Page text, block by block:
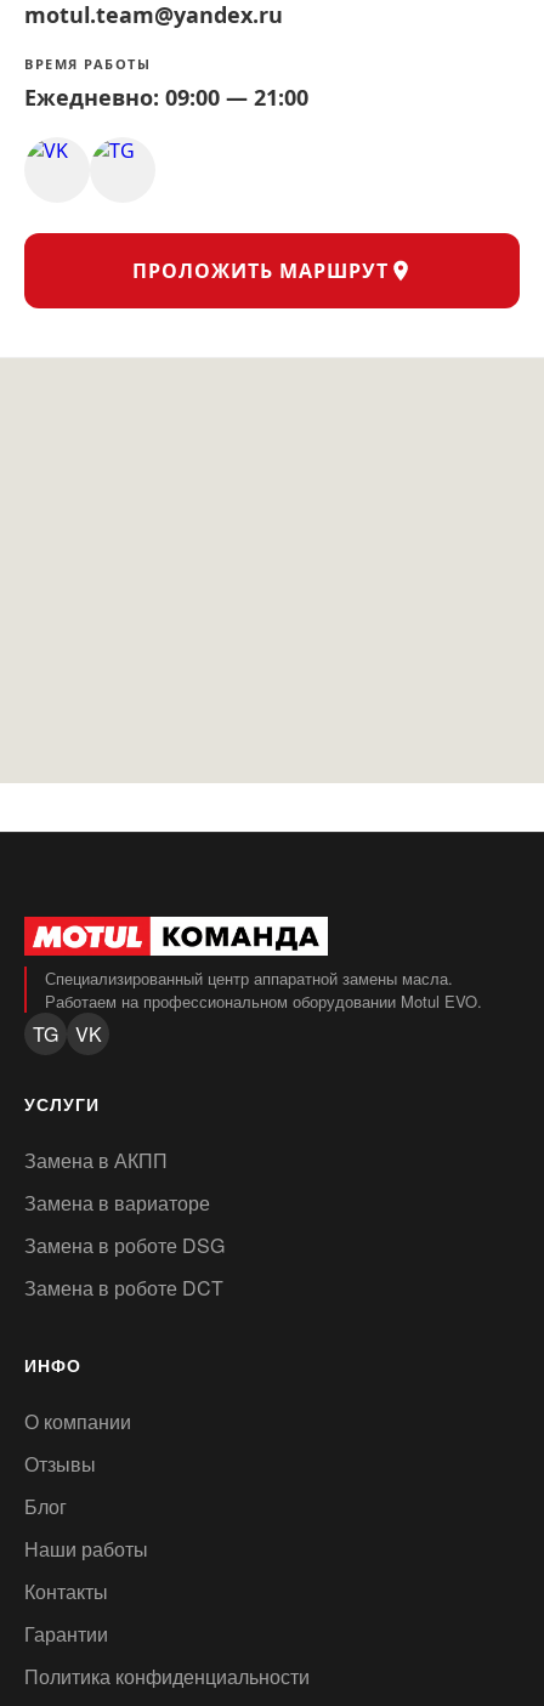
motul.team@yandex.ru
ВРЕМЯ РАБОТЫ
Ежедневно: 09:00 — 21:00
ПРОЛОЖИТЬ МАРШРУТ
Специализированный центр аппаратной замены масла.
Работаем на профессиональном оборудовании Motul EVO.
TG VK
УСЛУГИ
Замена в АКПП
Замена в вариаторе
Замена в роботе DSG
Замена в роботе DCT
ИНФО
О компании
Отзывы
Блог
Наши работы
Контакты
Гарантии
Политика конфиденциальности